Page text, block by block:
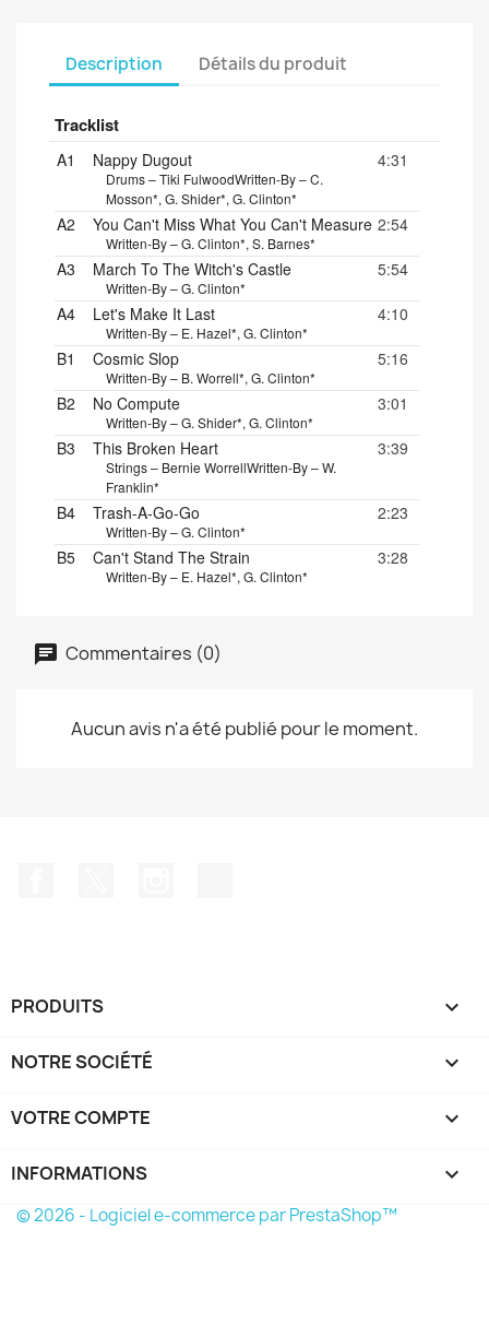
Description Détails du produit
Tracklist
A1 Nappy Dugout
Drums – Tiki FulwoodWritten-By – C.
Mosson*, G. Shider*, G. Clinton*
4:31
A2 You Can't Miss What You Can't Measure
Written-By – G. Clinton*, S. Barnes*
2:54
A3 March To The Witch's Castle
Written-By – G. Clinton*
5:54
A4 Let's Make It Last
Written-By – E. Hazel*, G. Clinton*
4:10
B1 Cosmic Slop
Written-By – B. Worrell*, G. Clinton*
5:16
B2 No Compute
Written-By – G. Shider*, G. Clinton*
3:01
B3 This Broken Heart
Strings – Bernie WorrellWritten-By – W.
Franklin*
3:39
B4 Trash-A-Go-Go
Written-By – G. Clinton*
2:23
B5 Can't Stand The Strain
Written-By – E. Hazel*, G. Clinton*
3:28
Commentaires (0)
Aucun avis n'a été publié pour le moment.
PRODUITS 
NOTRE SOCIÉTÉ 
VOTRE COMPTE 
INFORMATIONS keyboard_arrow_down
© 2026 - Logiciel e-commerce par PrestaShop™